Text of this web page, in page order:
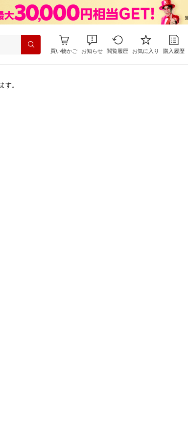
買い物かご お知らせ 閲覧履歴 お気に入り 購入履歴
す。